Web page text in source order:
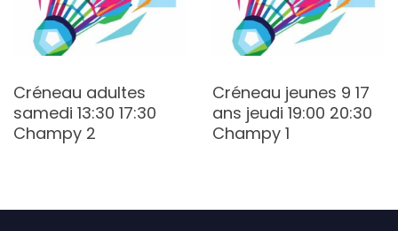
Créneau adultes
samedi 13:30 17:30
Champy 2
Créneau jeunes 9 17
ans jeudi 19:00 20:30
Champy 1